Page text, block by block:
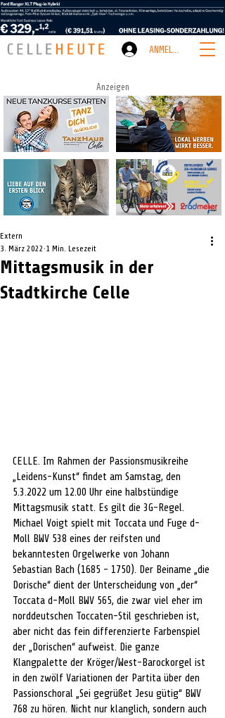
ANMELDEN
Anzeigen
Mittagsmusik in der
Stadtkirche Celle
Extern
3. März 2022 1 Min. Lesezeit
CELLE. Im Rahmen der Passionsmusikreihe
„Leidens-Kunst“ findet am Samstag, den
5.3.2022 um 12.00 Uhr eine halbstündige
Mittagsmusik statt. Es gilt die 3G-Regel.
Michael Voigt spielt mit Toccata und Fuge d-
Moll BWV 538 eines der reifsten und
bekanntesten Orgelwerke von Johann
Sebastian Bach (1685 - 1750). Der Beiname „die
Dorische“ dient der Unterscheidung von „der“
Toccata d-Moll BWV 565, die zwar viel eher im
norddeutschen Toccaten-Stil geschrieben ist,
aber nicht das fein differenzierte Farbenspiel
der „Dorischen“ aufweist. Die ganze
Klangpalette der Kröger/West-Barockorgel ist
in den zwölf Variationen der Partita über den
Passionschoral „Sei gegrüßet Jesu gütig“ BWV
768 zu hören. Nicht nur klanglich, sondern auch